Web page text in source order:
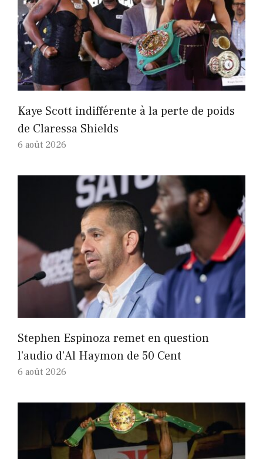
Kaye Scott indifférente à la perte de poids
de Claressa Shields
6 août 2026
Stephen Espinoza remet en question
l'audio d'Al Haymon de 50 Cent
6 août 2026